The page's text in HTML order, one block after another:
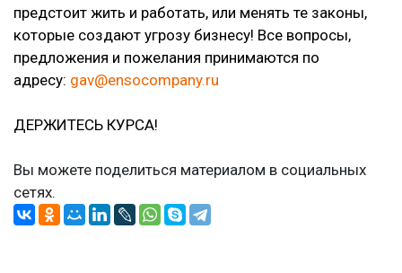
предстоит жить и работать, или менять те законы,
которые создают угрозу бизнесу! Все вопросы,
предложения и пожелания принимаются по
адресу: gav@ensocompany.ru
ДЕРЖИТЕСЬ КУРСА!
Вы можете поделиться материалом в социальных
сетях.